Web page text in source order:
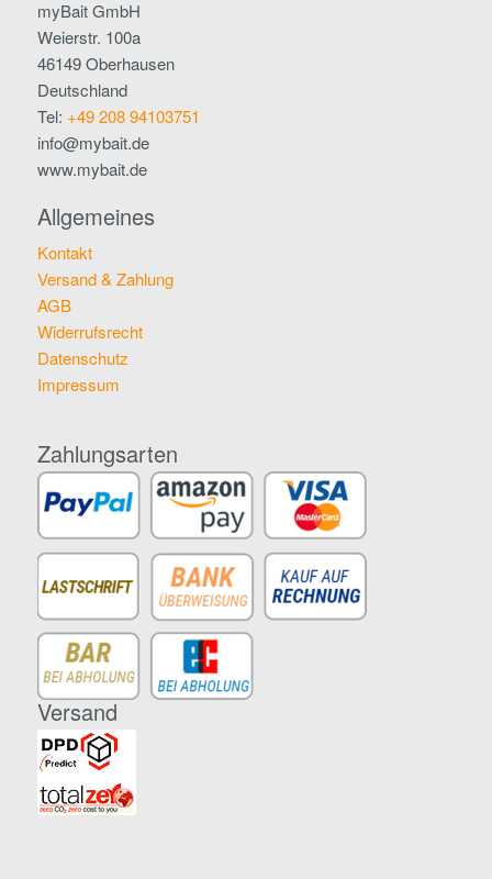
myBait GmbH
Weierstr. 100a
46149 Oberhausen
Deutschland
Tel: +49 208 94103751
info@mybait.de
www.mybait.de
Allgemeines
Kontakt
Versand & Zahlung
AGB
Widerrufsrecht
Datenschutz
Impressum
Zahlungsarten
Versand